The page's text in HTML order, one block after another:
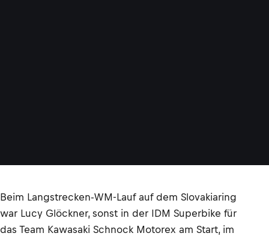
Beim Langstrecken-WM-Lauf auf dem Slovakiaring
war Lucy Glöckner, sonst in der IDM Superbike für
das Team Kawasaki Schnock Motorex am Start, im